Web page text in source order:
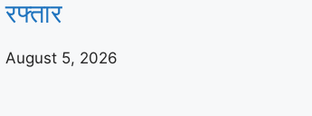
रफ्तार
August 5, 2026